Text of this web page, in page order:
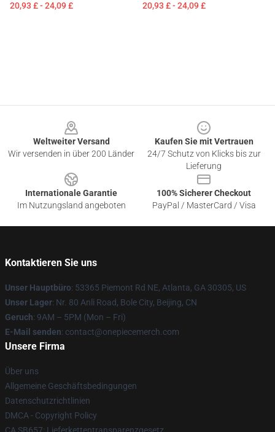
20,93 £ - 24,09 £ 20,93 £ - 24,09 £
Weltweiter Versand
Wir versenden in über 200 Länder
Kaufen Sie mit Vertrauen
24/7 Schutz von Klicks bis zur
Lieferung
Internationale Garantie
Im Nutzungsland angeboten
100% Sicherer Checkout
PayPal / MasterCard / Visa
Kontaktieren Sie uns
Unser Hauptbüro: 53365 Piemont Rd NE, Atlanta, GA 30305, US
Unser Lager: Nr. 80 Anli Road, Bole City, Beijing, CN
Geruch: 9AM – 5PM (Mon – Fri)
E-Mail senden: contact@onepiecemerch.com
Unsere Firma
Über uns
Allgemeine Geschäftsbedingungen
Datenschutzrichtlinien
DMCA - Copyright Policy